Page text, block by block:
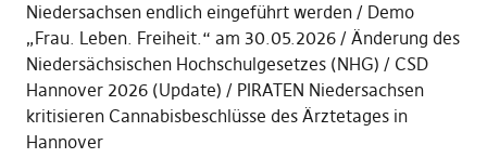
Niedersachsen endlich eingeführt werden
Demo
„Frau. Leben. Freiheit.“ am 30.05.2026
Änderung des
Niedersächsischen Hochschulgesetzes (NHG)
CSD
Hannover 2026 (Update)
PIRATEN Niedersachsen
kritisieren Cannabisbeschlüsse des Ärztetages in
Hannover